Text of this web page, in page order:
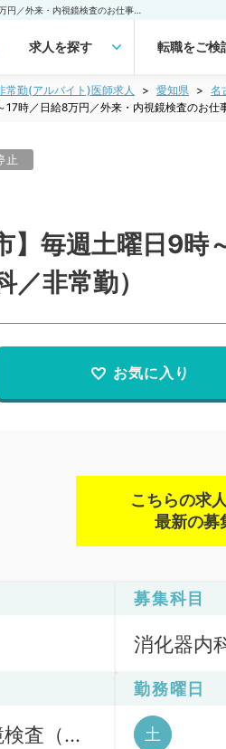
求人を探す 転職をご検
常勤(アルバイト)医師求人 愛知県
名
17時／日給8万円／外来・内視鏡検査のお仕
止
】毎週土曜日9
非常勤）
お気に入り
こちらの求
最新の募
募集科目
消化器内
査（Ｇ
勤務曜日
土